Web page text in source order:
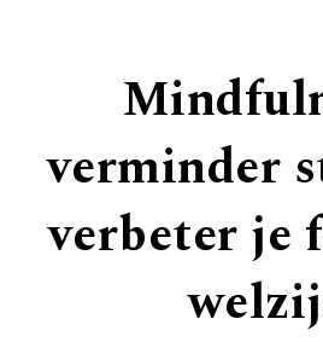
verminder
verbeter je